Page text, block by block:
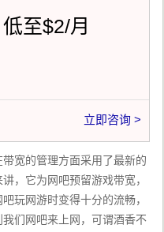
至$2/月
立即咨询 >
宽的管理方面采用了最新的
，它为网吧预留游戏带宽，
玩网游时变得十分的流畅，
们网吧来上网，可谓酒香不